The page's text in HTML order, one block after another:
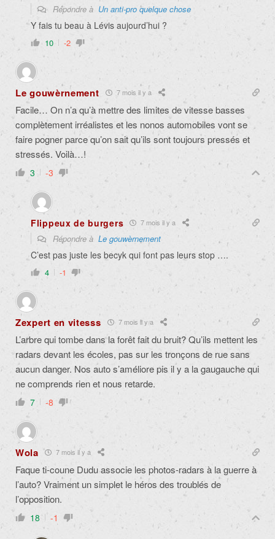
Répondre à Un anti-pro quelque chose
Y fais tu beau à Lévis aujourd’hui ?
10 -2
Le gouwèrnement 7 mois il y a
Facile… On n’a qu’à mettre des limites de vitesse basses
complètement irréalistes et les nonos automobiles vont se
faire pogner parce qu’on sait qu’ils sont toujours pressés et
stressés. Voilà…!
3 -3
Flippeux de burgers 7 mois il y a
Répondre à Le gouwèrnement
C’est pas juste les becyk qui font pas leurs stop ….
4 -1
Zexpert en vitesss 7 mois il y a
L’arbre qui tombe dans la forêt fait du bruit? Qu’ils mettent les
radars devant les écoles, pas sur les tronçons de rue sans
aucun danger. Nos auto s’améliore pis il y a la gaugauche qui
ne comprends rien et nous retarde.
7 -8
Wola 7 mois il y a
Faque ti-coune Dudu associe les photos-radars à la guerre à
l’auto? Vraiment un simplet le héros des troublés de
l’opposition.
18 -1